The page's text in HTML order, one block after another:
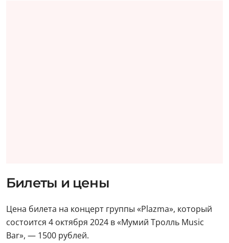
Билеты и цены
Цена билета на концерт группы «Plazma», который
состоится 4 октября 2024 в «Мумий Тролль Music
Bar», — 1500 рублей.